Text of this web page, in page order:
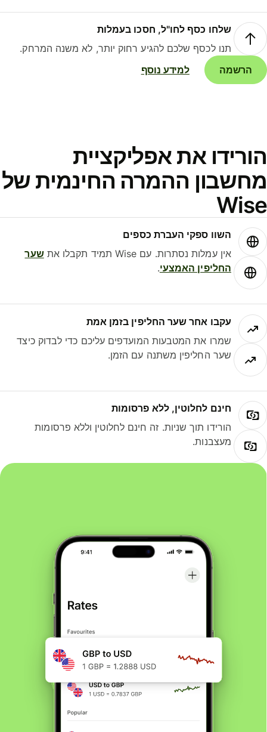
שלחו כסף לחו"ל, חסכו בעמלות
תנו לכסף שלכם להגיע רחוק יותר, לא משנה המרחק.
הרשמה
למידע נוסף
את אפליקציית
ההמרה החינמית של
השוו ספקי העברת כספים
אין עמלות נסתרות. עם Wise תמיד תקבלו את
שער
החליפין האמצעי.
עקבו אחר שער החליפין בזמן אמת
שמרו את המטבעות המועדפים עליכם כדי לבדוק כיצד
שער החליפין משתנה עם הזמן.
חינם לחלוטין, ללא פרסומות
הורידו תוך שניות. זה חינם לחלוטין וללא פרסומות
מעצבנות.